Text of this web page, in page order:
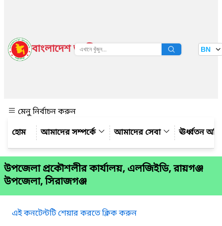
বাংলাদেশ জাতীয় তথ্য বাতায়ন BN
মেনু নির্বাচন করুন
আমাদের সম্পর্কে
আমাদের সেবা ঊর্ধ্বতন
উপজেলা প্রকৌশলীর কার্যালয়, এলজিইডি, রায়গঞ্জ
উপজেলা, সিরাজগঞ্জ
এই কনটেন্টটি শেয়ার করতে ক্লিক করুন